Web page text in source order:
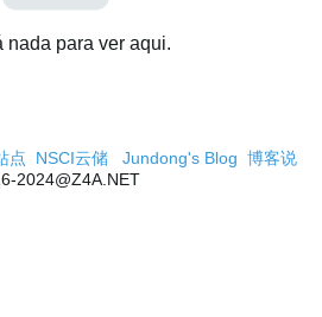
nada para ver aqui.
点 NSCI云储 Jundong's Blog 博客说
2024@Z4A.NET